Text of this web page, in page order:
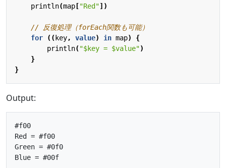
println(map ["Red"])
for
(( key, value) in map)
{
println("$key = $value")
}
}
Output:
#f00
Red = #f00
Green = #0f0